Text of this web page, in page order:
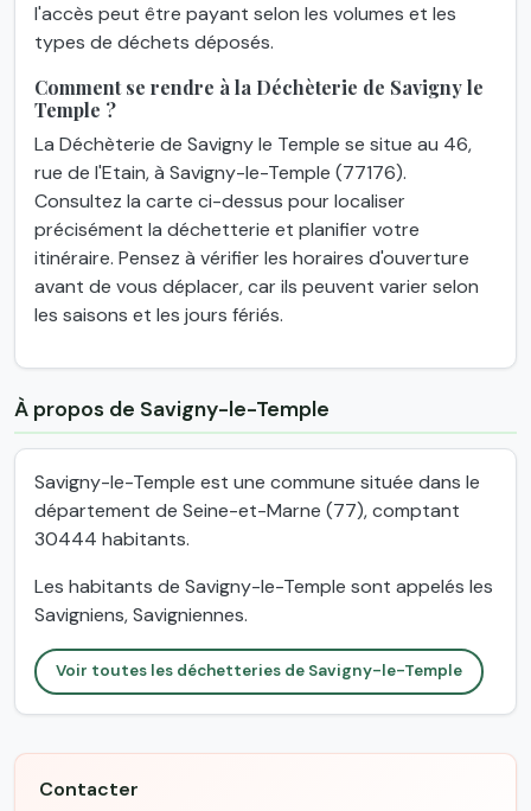
l'accès peut être payant selon les volumes et les
types de déchets déposés.
Comment se rendre à la Déchèterie de Savigny le
Temple ?
La Déchèterie de Savigny le Temple se situe au 46,
rue de l'Etain, à Savigny-le-Temple (77176).
Consultez la carte ci-dessus pour localiser
précisément la déchetterie et planifier votre
itinéraire. Pensez à vérifier les horaires d'ouverture
avant de vous déplacer, car ils peuvent varier selon
les saisons et les jours fériés.
À propos de Savigny-le-Temple
Savigny-le-Temple est une commune située dans le
département de Seine-et-Marne (77), comptant
30444 habitants.
Les habitants de Savigny-le-Temple sont appelés les
Savigniens, Savigniennes.
Voir toutes les déchetteries de Savigny-le-Temple
Contacter